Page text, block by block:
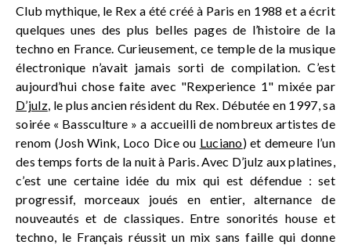
Club mythique, le Rex a été créé à Paris en 1988 et a écrit
quelques unes des plus belles pages de l’histoire de la
techno en France. Curieusement, ce temple de la musique
électronique n’avait jamais sorti de compilation. C’est
aujourd’hui chose faite avec "Rexperience 1" mixée par
D’julz, le plus ancien résident du Rex. Débutée en 1997, sa
soirée « Bassculture » a accueilli de nombreux artistes de
renom (Josh Wink, Loco Dice ou Luciano) et demeure l’un
des temps forts de la nuit à Paris. Avec D’julz aux platines,
c’est une certaine idée du mix qui est défendue : set
progressif, morceaux joués en entier, alternance de
nouveautés et de classiques. Entre sonorités house et
techno, le Français réussit un mix sans faille qui donne